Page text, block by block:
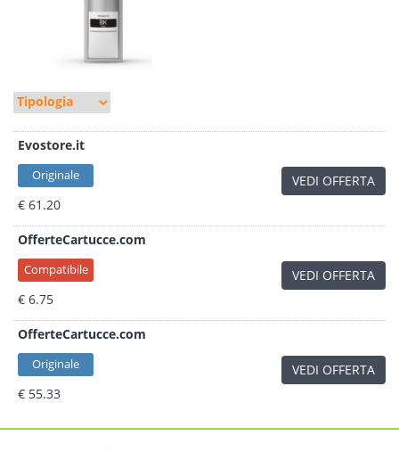
Evostore.it
Originale
€ 61.20
VEDI OFFERTA
OfferteCartucce.com
Compatibile
€ 6.75
VEDI OFFERTA
OfferteCartucce.com
Originale
€ 55.33
VEDI OFFERTA